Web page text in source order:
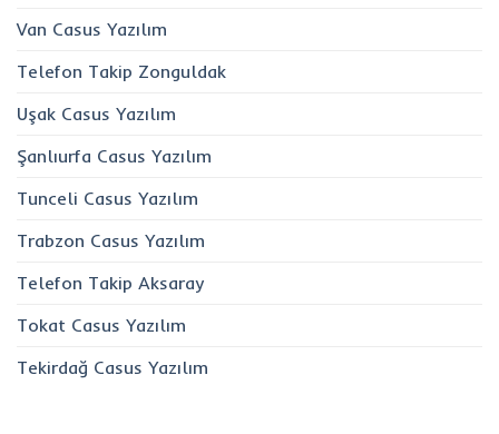
Van Casus Yazılım
Telefon Takip Zonguldak
Uşak Casus Yazılım
Şanlıurfa Casus Yazılım
Tunceli Casus Yazılım
Trabzon Casus Yazılım
Telefon Takip Aksaray
Tokat Casus Yazılım
Tekirdağ Casus Yazılım